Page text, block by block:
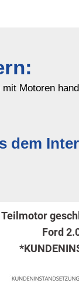
Motoren
dem
Teilmotor
Ford